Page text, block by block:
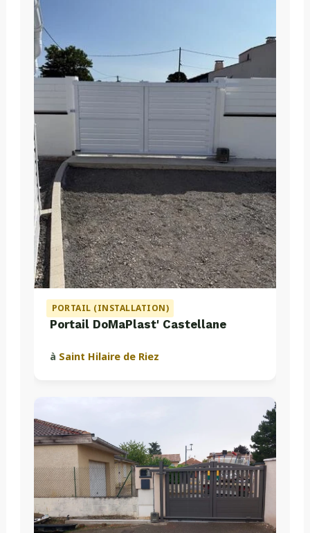
PORTAIL (INSTALLATION)
Portail DoMaPlast' Castellane
à Saint Hilaire de Riez